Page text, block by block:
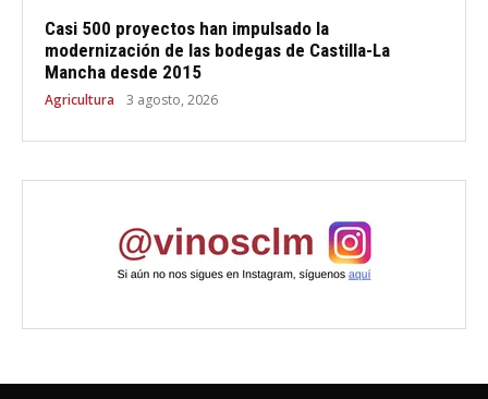
Casi 500 proyectos han impulsado la
modernización de las bodegas de Castilla-La
Mancha desde 2015
Agricultura 3 agosto, 2026